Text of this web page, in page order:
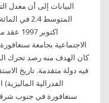
البيانات إلى أن معدل
المتوسط
الاجتماعية بجامعة
كان الهدف منه رصد تحرك
الفدرالية
سنغافورة في جنوب